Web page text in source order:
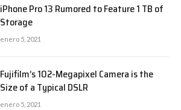
iPhone Pro 13 Rumored to Feature 1 TB of
Storage
enero 5, 2021
Fujifilm’s 102-Megapixel Camera is the
Size of a Typical DSLR
enero 5, 2021